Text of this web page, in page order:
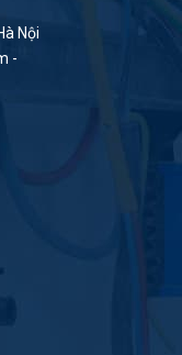
Nội
-